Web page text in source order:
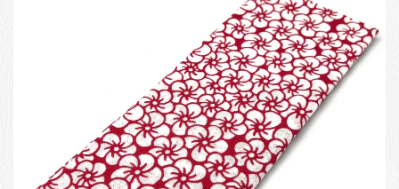
法人・飲食店のお客様
お客様の声
店舗紹介